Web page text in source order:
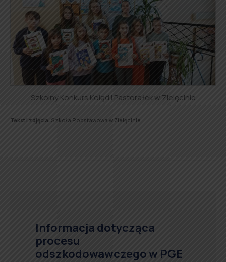
Szkolny Konkurs Kolęd i Pastorałek w Zielęcinie
Tekst i zdjęcia: Szkoła Podstawowa w Zielęcinie.
Informacja dotycząca
procesu
odszkodowawczego w PGE